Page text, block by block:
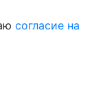
согласие на